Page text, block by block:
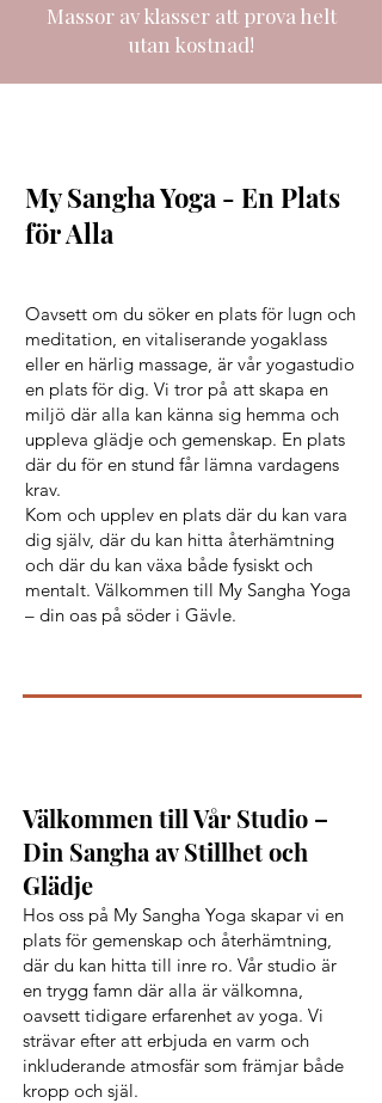
Massor av klasser att prova helt
utan kostnad!
My Sangha Yoga - En Plats
för Alla
Oavsett om du söker en plats för lugn och
meditation, en vitaliserande yogaklass
eller en härlig massage, är vår yogastudio
en plats för dig. Vi tror på att skapa en
miljö där alla kan känna sig hemma och
uppleva glädje och gemenskap. En plats
där du för en stund får lämna vardagens
krav.
Kom och upplev en plats där du kan vara
dig själv, där du kan hitta återhämtning
och där du kan växa både fysiskt och
mentalt. Välkommen till My Sangha Yoga
– din oas på söder i Gävle.
Välkommen till Vår Studio –
Din Sangha av Stillhet och
Glädje
Hos oss på My Sangha Yoga skapar vi en
plats för gemenskap och återhämtning,
där du kan hitta till inre ro. Vår studio är
en trygg famn där alla är välkomna,
oavsett tidigare erfarenhet av yoga. Vi
strävar efter att erbjuda en varm och
inkluderande atmosfär som främjar både
kropp och själ.